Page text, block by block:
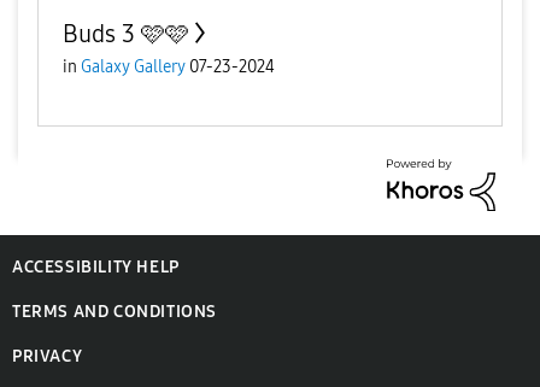
Buds 3 🩷🩷
in Galaxy Gallery 07-23-2024
ACCESSIBILITY HELP
TERMS AND CONDITIONS
PRIVACY